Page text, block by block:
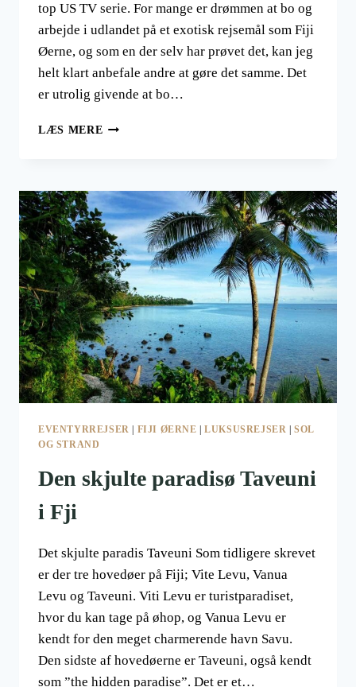
top US TV serie. For mange er drømmen at bo og
arbejde i udlandet på et exotisk rejsemål som Fiji
Øerne, og som en der selv har prøvet det, kan jeg
helt klart anbefale andre at gøre det samme. Det
er utrolig givende at bo…
LÆS MERE FIJI
SURVIVOR,
DEN
AMERIKANSKE
TOP
REALITY
TV-
SERIE
EVENTYRREJSER | FIJI ØERNE |LUKSUSREJSER |SOL
OG STRAND
Den skjulte paradisø Taveuni
i Fji
Det skjulte paradis Taveuni Som tidligere skrevet
er der tre hovedøer på Fiji; Vite Levu, Vanua
Levu og Taveuni. Viti Levu er turistparadiset,
hvor du kan tage på øhop, og Vanua Levu er
kendt for den meget charmerende havn Savu.
Den sidste af hovedøerne er Taveuni, også kendt
som ”the hidden paradise”. Det er et…